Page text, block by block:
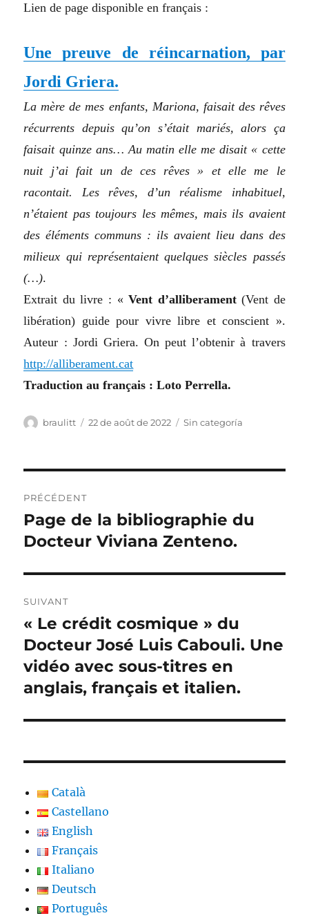
Lien de page disponible en français :
Une preuve de réincarnation, par
Jordi Griera.
La mère de mes enfants, Mariona, faisait des rêves
récurrents depuis qu’on s’était mariés, alors ça
faisait quinze ans… Au matin elle me disait « cette
nuit j’ai fait un de ces rêves » et elle me le
racontait. Les rêves, d’un réalisme inhabituel,
n’étaient pas toujours les mêmes, mais ils avaient
des éléments communs : ils avaient lieu dans des
milieux qui représentaient quelques siècles passés
(…).
Extrait du livre : «Vent d’alliberament(Vent de
libération) guide pour vivre libre et conscient ».
Auteur : Jordi Griera. On peut l’obtenir à travers
http://alliberament.cat
Traduction au français : Loto Perrella.
Auteur
braulitt
Publié
22 de août de 2022 Catégories
Sin categoría
de
l’article
PRÉCÉDENT
Publication
précédente :
Page de la bibliographie du
Docteur Viviana Zenteno.
SUIVANT
Publication
suivante :
« Le crédit cosmique » du
Docteur José Luis Cabouli. Une
vidéo avec sous-titres en
anglais, français et italien.
Català
Castellano
English
Français
Italiano
Deutsch
Português